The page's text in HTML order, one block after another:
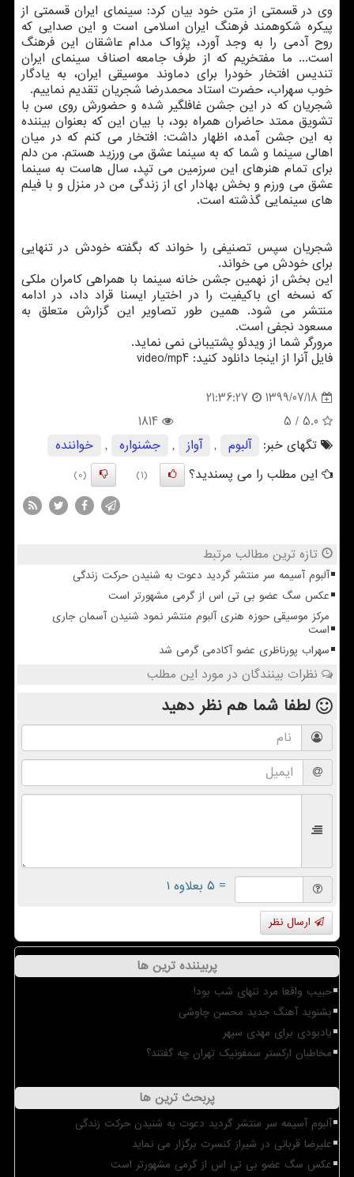
وی در قسمتی از متن خود بیان کرد: سینمای ایران قسمتی از
پیکره شکوهمند فرهنگ ایران اسلامی است و این صدایی که
روح آدمی را به وجد آورد، پژواک مدام عاشقان این فرهنگ
است... ما مفتخریم که از طرف جامعه اصناف سینمای ایران
تندیس افتخار خودرا برای دماوند موسیقی ایران، به یادگار
خوب سهراب، حضرت استاد محمدرضا شجریان تقدیم نماییم.
شجریان که در این جشن غافلگیر شده و حضورش روی سن با
تشویق ممتد حاضران همراه بود، با بیان این که بعنوان بیننده
به این جشن آمده، اظهار داشت: افتخار می کنم که در میان
اهالی سینما و شما که به سینما عشق می ورزید هستم. من دلم
برای تمام هنرهای این سرزمین می تپد، سال هاست به سینما
عشق می ورزم و بخش بهادار ای از زندگی من در منزل و با فیلم
های سینمایی گذشته است.
شجریان سپس تصنیفی را خواند که بگفته خودش در تنهایی
برای خودش می خواند.
این بخش از نهمین جشن خانه سینما با همراهی کامران ملکی
که نسخه ای باکیفیت را در اختیار ایسنا قراد داد، در ادامه
منتشر می شود. همین طور تصاویر این گزارش متعلق به
مسعود نجفی است.
مرورگر شما از ویدئو پشتیبانی نمی نماید.
فایل آنرا از اینجا دانلود کنید: video/mp4
1399/07/18
21:36:27
5.0
/ 5
1814
تگهای خبر:
آلبوم , آواز , جشنواره ,
خواننده
این مطلب را می پسندید؟
(1)
(0)
تازه ترین مطالب مرتبط
آلبوم آسیمه سر منتشر گردید دعوت به شنیدن حرکت زندگی
عکس سگ عضو بی تی اس از گرمی مشهورتر است
مرکز موسیقی حوزه هنری آلبوم منتشر نمود شنیدن آسمان جاری
است
سهراب پورناظری عضو آکادمی گرمی شد
نظرات بینندگان در مورد این مطلب
لطفا شما همنظر دهید
= ۵ بعلاوه ۱
ارسال نظر
پربیننده ترین ها
حبیب واقعا مرد تنهای شب بود!
بشنوید آهنگ جدید محسن چاوشی
یادبودی برای مهدی سپهر
مخاطبان ارکستر سمفونیک تهران چه گفتند؟
پربحث ترین ها
آلبوم آسیمه سر منتشر گردید دعوت به شنیدن حرکت زندگی
علیرضا قربانی در شیراز کنسرت برگزار می نماید
عکس سگ عضو بی تی اس از گرمی مشهورتر است